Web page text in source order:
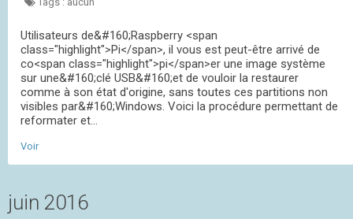
Utilisateurs de&#160;Raspberry <span
class="highlight">Pi</span>, il vous est peut-être arrivé de
co<span class="highlight">pi</span>er une image système
sur une&#160;clé USB&#160;et de vouloir la restaurer
comme à son état d'origine, sans toutes ces partitions non
visibles par&#160;Windows. Voici la procédure permettant de
reformater et...
Voir
juin 2016